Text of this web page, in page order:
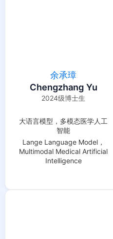
余承璋
Chengzhang Yu
2024级博士生
大语言模型，多模态医学人工
智能
Lange Language Model，
Multimodal Medical Artificial
Intelligence